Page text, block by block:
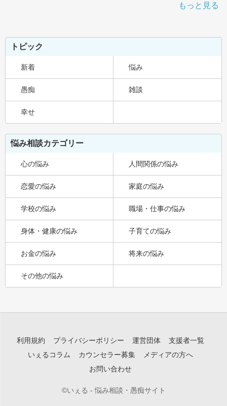
もっと見る
トピック
新着 悩み
愚痴 雑談
幸せ
悩み相談カテゴリー
心の悩み 人間関係の悩み
恋愛の悩み 家庭の悩み
学校の悩み 職場・仕事の悩み
身体・健康の悩み 子育ての悩み
お金の悩み 将来の悩み
その他の悩み
利用規約 プライバシーポリシー 運営団体
支援者一覧
いぇるコラム
カウンセラー募集
メディアの方へ
お問い合わせ
©いぇる - 悩み相談・愚痴サイト